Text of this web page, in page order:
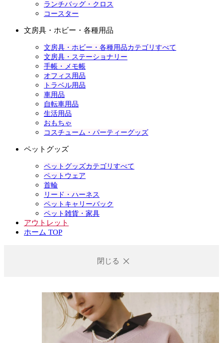
ランチバッグ・クロス
コースター
文房具・ホビー・各種用品
文房具・ホビー・各種用品カテゴリすべて
文房具・ステーショナリー
手帳・メモ帳
オフィス用品
トラベル用品
車用品
自転車用品
生活用品
おもちゃ
コスチューム・パーティーグッズ
ペットグッズ
ペットグッズカテゴリすべて
ペットウェア
首輪
リード・ハーネス
ペットキャリーバック
ペット雑貨・家具
アウトレット
ホーム TOP
閉じる